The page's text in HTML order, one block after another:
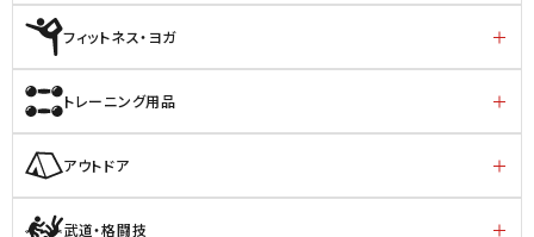
フィットネス・ヨガ
トレーニング用品
アウトドア
武道・格闘技